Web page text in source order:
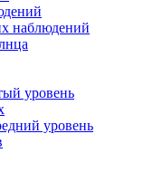
наблюдений
уровень
уровень